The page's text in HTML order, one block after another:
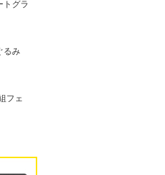
トグラ
るみ
フェ